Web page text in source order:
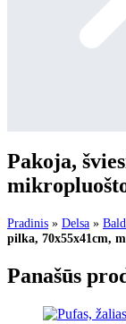
Pakoja,
Pradinis » Delsa »
pilka, 70x55x41cm,
Panašūs